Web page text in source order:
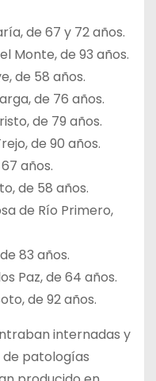
de 67 y 72 años.
Monte, de 93 años.
de 58 años.
de 76 años.
de 79 años.
de 90 años.
años.
de 58 años.
de Río Primero,
83 años.
Paz, de 64 años.
de 92 años.
internadas y
patologías